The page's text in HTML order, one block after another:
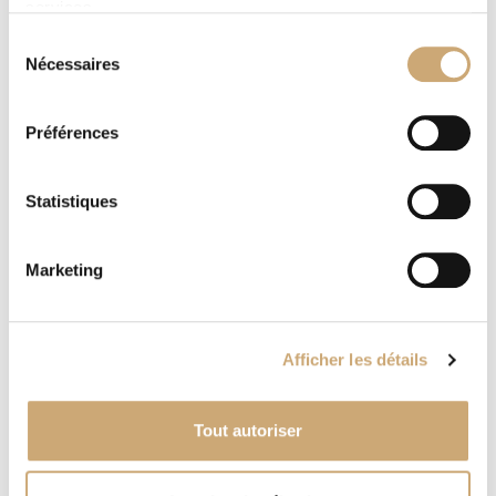
Nécessaires
Préférences
Statistiques
Marketing
Afficher les détails
Tout autoriser
A. GERBER PHILATELIE